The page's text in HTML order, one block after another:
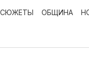
СЮЖЕТЫ ОБЩИНА